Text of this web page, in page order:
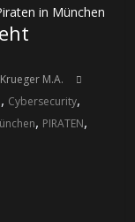
in München
M.A.
, Cybersecurity,
, PIRATEN,